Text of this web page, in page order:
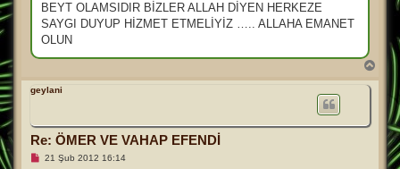
BEYT OLAMSIDIR BİZLER ALLAH DİYEN HERKEZE
SAYGI DUYUP HİZMET ETMELİYİZ ….. ALLAHA EMANET
OLUN
geylani
Re: ÖMER VE VAHAP EFENDİ
O21 Şub 2012 16:14